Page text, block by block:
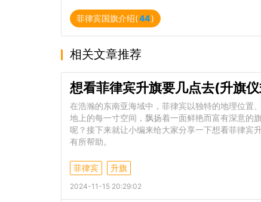
菲律宾国旗介绍(44)
相关文章推荐
想看菲律宾升旗要几点去(升旗
在浩瀚的东南亚海域中，菲律宾以独特的地理位置
地上的每一寸空间，飘扬着一面鲜艳而富有深意的
呢？接下来就让小编来给大家分享一下想看菲律宾
有所帮助。
菲律宾 升旗
2024-11-15 20:29:02